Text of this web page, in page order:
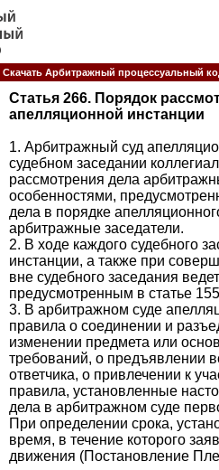
Скачать Арбитражный процессуальный
Статья 266. Порядок
апелляционной инстанции
1. Арбитражный суд
судебном заседании
рассмотрения дела
особенностями,
дела в порядке
арбитражные заседатели.
2. В ходе каждого судебного
инстанции, а также при
вне судебного заседания
предусмотренным в статье
3. В арбитражном суде
правила о соединении и
изменении предмета или
требований, о предъявлении
ответчика, о привлечении к
правила, установленные
дела в арбитражном суде
При определении срока,
время, в течение которого
движения (Постановление